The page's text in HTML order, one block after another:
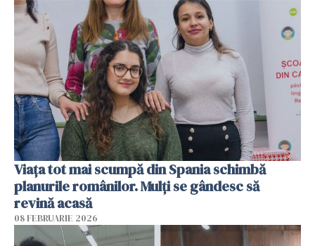
Viața tot mai scumpă din Spania schimbă
planurile românilor. Mulți se gândesc să
revină acasă
08 FEBRUARIE 2026